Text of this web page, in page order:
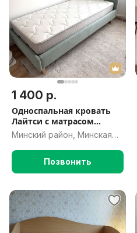
1 400 р.
Односпальная кровать
Лайтси с матрасом
Ascona
Минский район, Минская
Позвонить